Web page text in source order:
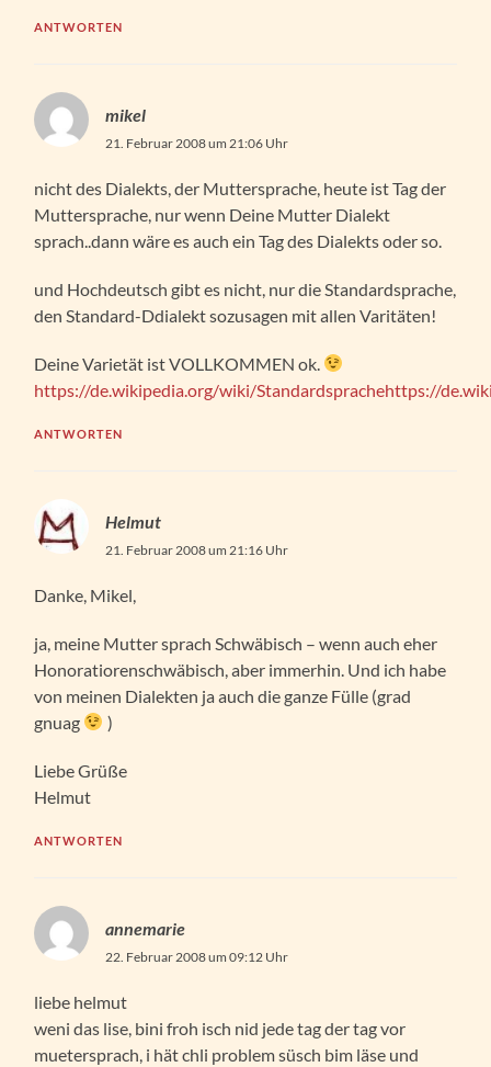
ANTWORTEN
mikel
21. Februar 2008 um 21:06 Uhr
nicht des Dialekts, der Muttersprache, heute ist Tag der
Muttersprache, nur wenn Deine Mutter Dialekt
sprach..dann wäre es auch ein Tag des Dialekts oder so.
und Hochdeutsch gibt es nicht, nur die Standardsprache,
den Standard-Ddialekt sozusagen mit allen Varitäten!
Deine Varietät ist VOLLKOMMEN ok.
https://de.wikipedia.org/wiki/Standardsprachehttps://
ANTWORTEN
Helmut
21. Februar 2008 um 21:16 Uhr
Danke, Mikel,
ja, meine Mutter sprach Schwäbisch – wenn auch eher
Honoratiorenschwäbisch, aber immerhin. Und ich habe
von meinen Dialekten ja auch die ganze Fülle (grad
gnuag
)
Liebe Grüße
Helmut
ANTWORTEN
annemarie
22. Februar 2008 um 09:12 Uhr
liebe helmut
weni das lise, bini froh isch nid jede tag der tag vor
muetersprach, i hät chli problem süsch bim läse und